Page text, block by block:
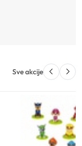
Sve akcije